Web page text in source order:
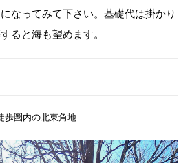
なってみて下さい。基礎代は掛かり
ると海も望めます。
歩圏内の北東角地